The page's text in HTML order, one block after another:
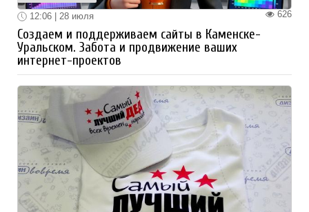
626
12:06 | 28 июля
Создаем и поддерживаем сайты в Каменске-
Уральском. Забота и продвижение ваших
интернет-проектов